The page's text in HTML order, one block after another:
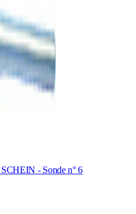
- Sonde n° 6